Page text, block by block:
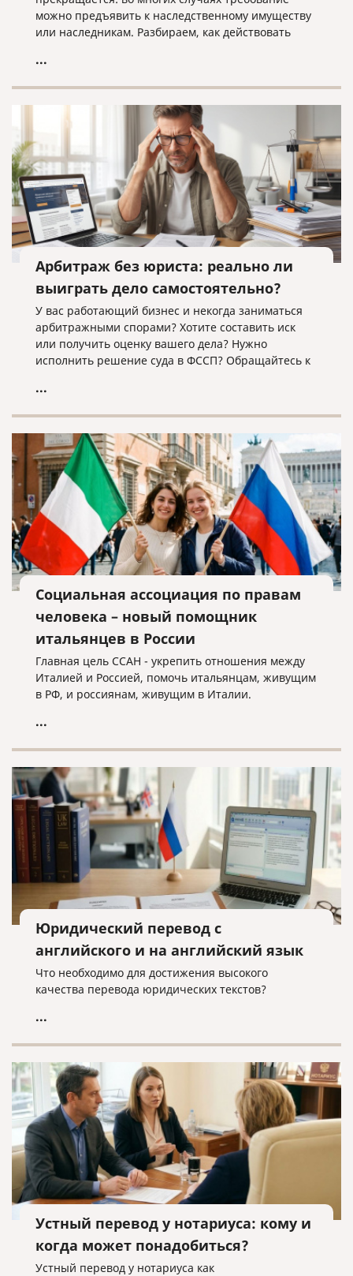
можно предъявить к наследственному имуществу
или наследникам. Разбираем, как действовать
наследство, еще не приняли его или когда
...
Арбитраж без юриста: реально ли
выиграть дело самостоятельно?
У вас работающий бизнес и некогда заниматься
арбитражными спорами? Хотите составить иск
или получить оценку вашего дела? Нужно
исполнить решение суда в ФССП? Обращайтесь к
...
Социальная ассоциация по правам
человека – новый помощник
итальянцев в России
Главная цель ССАН - укрепить отношения между
Италией и Россией, помочь итальянцам, живущим
в РФ, и россиянам, живущим в Италии.
...
Юридический перевод с
английского и на английский язык
Что необходимо для достижения высокого
качества перевода юридических текстов?
...
Устный перевод у нотариуса: кому и
когда может понадобиться?
Устный перевод у нотариуса как